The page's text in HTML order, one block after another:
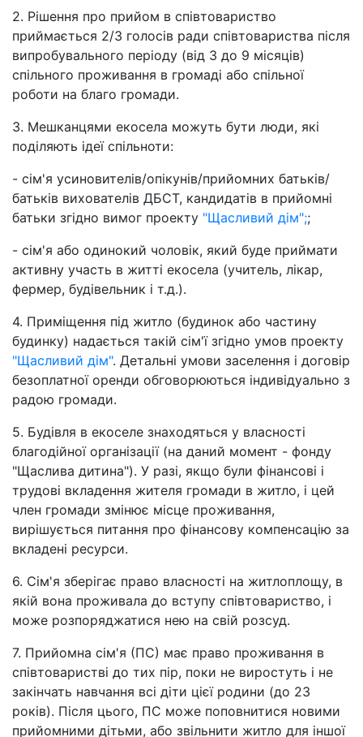
2. Рішення про прийом в співтовариство
приймається 2/3 голосів ради співтовариства після
випробувального періоду (від 3 до 9 місяців)
спільного проживання в громаді або спільної
роботи на благо громади.
3. Мешканцями екосела можуть бути люди, які
поділяють ідеї спільноти:
- сім'я усиновителів/опікунів/прийомних батьків/
батьків вихователів ДБСТ, кандидатів в прийомні
батьки згідно вимог проекту "Щасливий дім";;
- сім'я або одинокий чоловік, який буде приймати
активну участь в житті екосела (учитель, лікар,
фермер, будівельник і т.д.).
4. Приміщення під житло (будинок або частину
будинку) надається такій сім'ї згідно умов проекту
"Щасливий дім". Детальні умови заселення і договір
безоплатної оренди обговорюються індивідуально з
радою громади.
5. Будівля в екоселе знаходяться у власності
благодійної організації (на даний момент - фонду
"Щаслива дитина"). У разі, якщо були фінансові і
трудові вкладення жителя громади в житло, і цей
член громади змінює місце проживання,
вирішується питання про фінансову компенсацію за
вкладені ресурси.
6. Сім'я зберігає право власності на житлоплощу, в
якій вона проживала до вступу співтовариство, і
може розпоряджатися нею на свій розсуд.
7. Прийомна сім'я (ПС) має право проживання в
співтоваристві до тих пір, поки не виростуть і не
закінчать навчання всі діти цієї родини (до 23
років). Після цього, ПС може поповнитися новими
прийомними дітьми, або звільнити житло для іншої